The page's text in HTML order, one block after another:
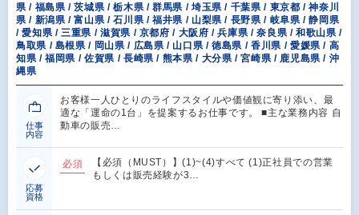
県 / 福島県 / 茨城県 / 栃木県 / 群馬県 / 埼玉県 / 千葉県 / 東京都 / 神奈川
県 / 新潟県 / 富山県 / 石川県 / 福井県 / 山梨県 / 長野県 / 岐阜県 / 静岡県
/ 愛知県 / 三重県 / 滋賀県 / 京都府 / 大阪府 / 兵庫県 / 奈良県 / 和歌山県 /
鳥取県 / 島根県 / 岡山県 / 広島県 / 山口県 / 徳島県 / 香川県 / 愛媛県 / 高
知県 / 福岡県 / 佐賀県 / 長崎県 / 熊本県 / 大分県 / 宮崎県 / 鹿児島県 / 沖
縄県
仕事
内容
お客様一人ひとりのライフスタイルや価値観に寄り添い、最
適な「運命の1台」を提案するお仕事です。 ■主な業務内容 自
動車の販売…
応募
資格
必須
【必須（MUST）】(1)~(4)すべて (1)正社員での営業
もしくは販売経験が3…